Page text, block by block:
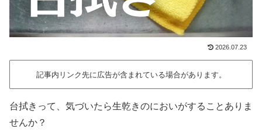
2026.07.23
記事内リンク先に広告が含まれている場合があります。
台拭きって、気づいたら生乾きのにおいがすることありま
せんか？